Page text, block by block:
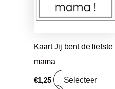
Kaart Jij bent de liefste
mama
€1,25
Selecteer